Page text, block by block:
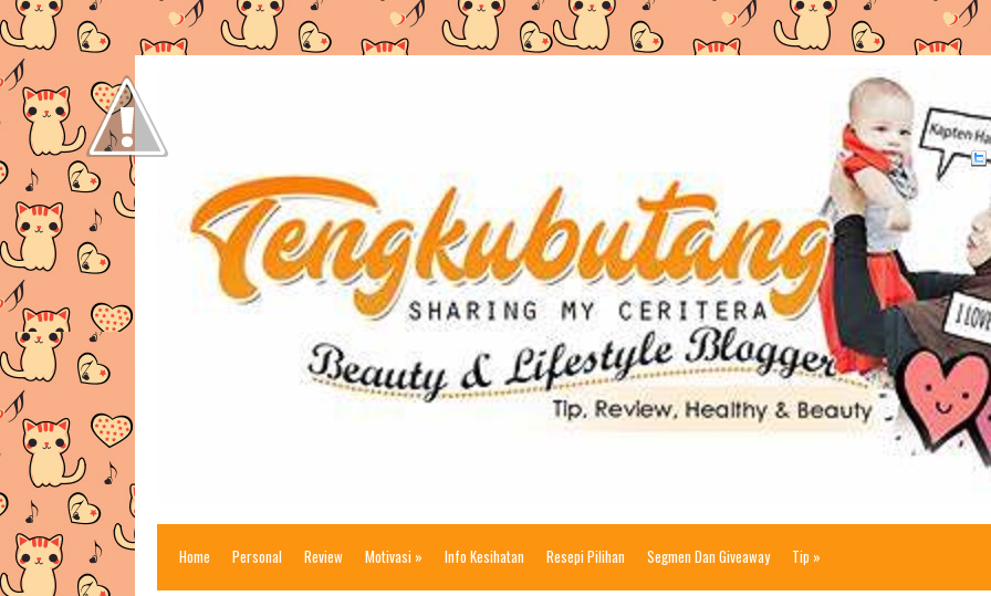
Home Personal Review Motivasi » Info Kesihatan Resepi Pilihan Segmen Dan Giveaway Tip »